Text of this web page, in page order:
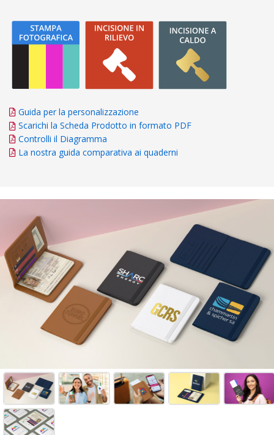
Guida per la personalizzazione
Scarichi la Scheda Prodotto in formato PDF
Controlli il Diagramma
La nostra guida comparativa ai quaderni